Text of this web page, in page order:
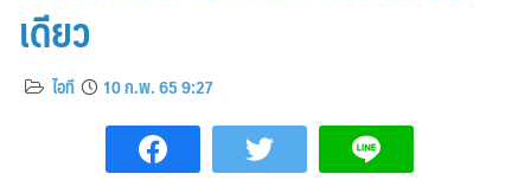
เดียว
ไอที 10 ก.พ. 65 9:27